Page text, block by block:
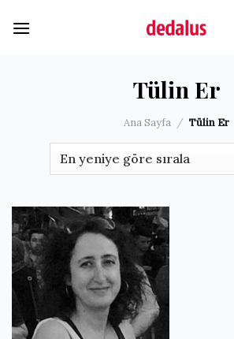
atla
Tülin Er
Ana Sayfa / Tülin Er